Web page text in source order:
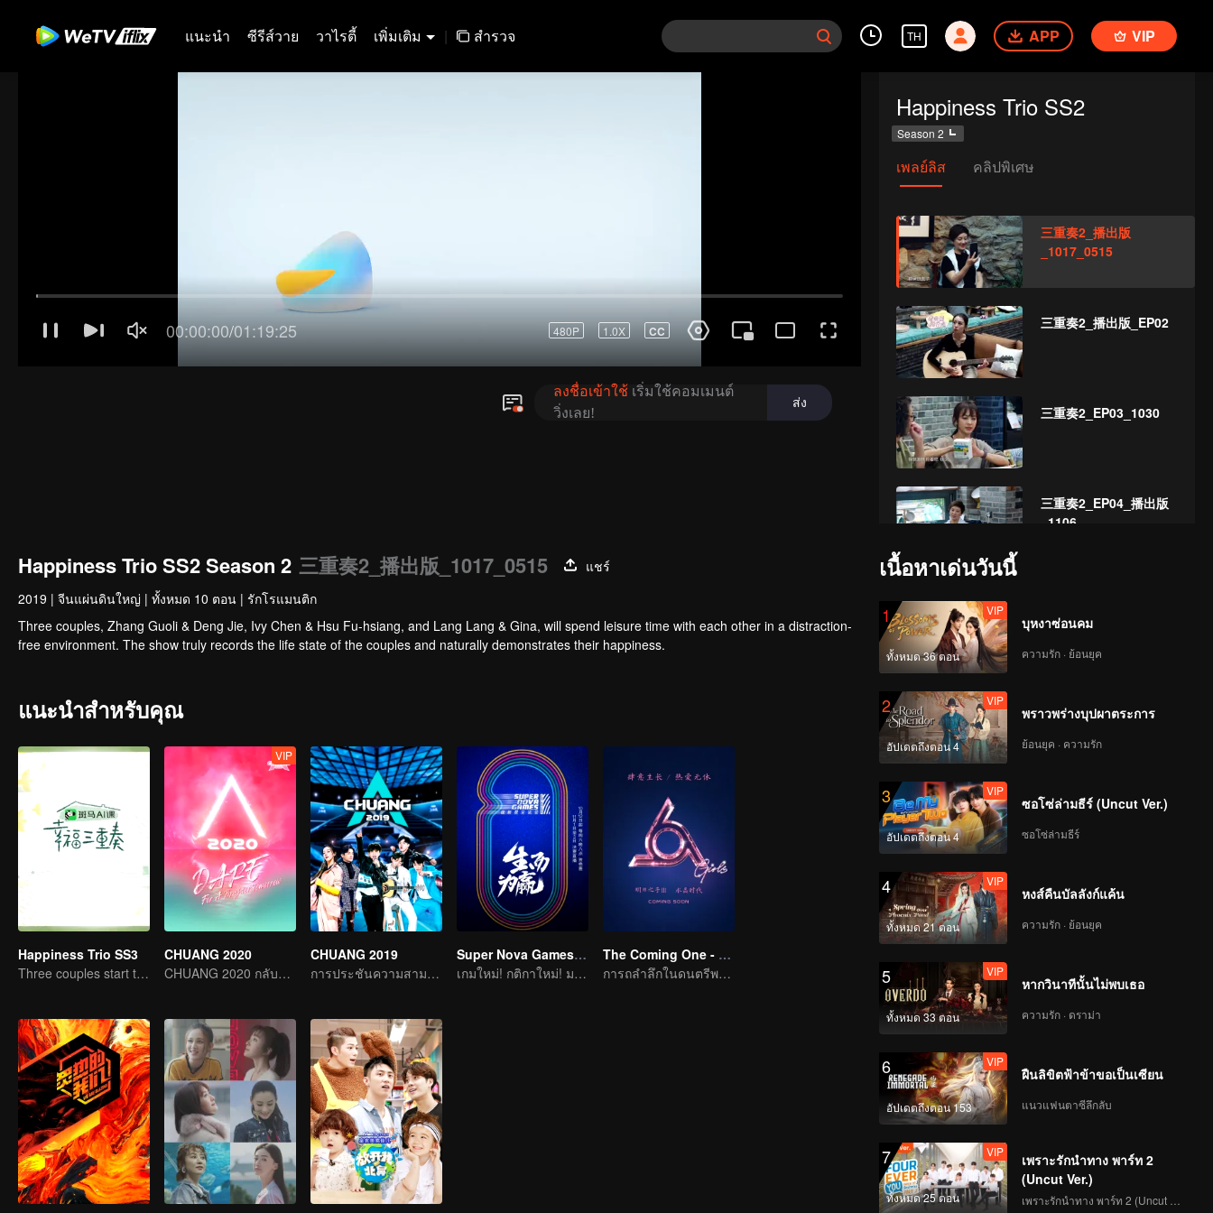
แนะนำ ซีรีส์วาย วาไรตี้ เพิ่มเติม | สำรวจ TH APP VIP
Happiness Trio SS2
Season 2
เพลย์ลิส คลิปพิเศษ
三重奏2_播出版
_1017_0515
三重奏2_播出版_EP02
三重奏2_EP03_1030
三重奏2_EP04_播出版
_1106_
"Love Bird" and
Zhang Guoli dances
for him
Lang angry
scares Deng Jie by
cooking. Ivy Chen
quarrels with her
celebrates Deng Jie's
birthday romantically
. Lang Lang spoofs
Happiness Trio SS2 Season 2 三重奏2_播出版_1017_0515
แชร์
2019 | จีนแผ่นดินใหญ่ | ทั้งหมด 10 ตอน | รักโรแมนติก
Three couples, Zhang Guoli & Deng Jie, Ivy Chen & Hsu Fu-hsiang, and Lang Lang & Gina, will spend leisure time with each other in a distraction-
free environment. The show truly records the life state of the couples and naturally demonstrates their happiness.
แนะนำสำหรับคุณ
Happiness Trio SS3
Three couples start their sweet new life.
VIP
CHUANG 2020
CHUANG 2020 กลับมาพร้อมความอลังกว่าเดิม
CHUANG 2019
การประชันความสามารถของเหล่าเด็กหนุ่ม ศิลปินฝึกหัด หน้าตาดี ความสามารถล้นหลาม เพื่อเดบิวต์เป็นบอยแบนด
Super Nova Games S2
เกมใหม่! กติกาใหม่! มาถึงแล้ว!
The Coming One - Girls
การถลำลึกในดนตรีพาเราเข้าไปยุคคริสตัล
เนื้อหาเด่นวันนี้
1
ทั้งหมด 36 ตอน
VIP
บุหงาซ่อนคม
ความรัก · ย้อนยุค
2
อัปเดตถึงตอน 4
VIP
พราวพร่างบุปผาตระการ
ย้อนยุค · ความรัก
3
อัปเดตถึงตอน 4
VIP
ซอโซ่ล่ามธีร์ (Uncut Ver.)
ซอโซ่ล่ามธีร์
4
ทั้งหมด 21 ตอน
VIP
หงส์คืนบัลลังก์แค้น
ความรัก · ย้อนยุค
5
ทั้งหมด 33 ตอน
VIP
หากวินาทีนั้นไม่พบเธอ
ความรัก · ดราม่า
6
อัปเดตถึงตอน 153
VIP
ฝืนลิขิตฟ้าข้าขอเป็นเซียน
แนวแฟนตาซีลึกลับ
7
ทั้งหมด 25 ตอน
VIP
เพราะรักนำทาง พาร์ท 2
(Uncut Ver.)